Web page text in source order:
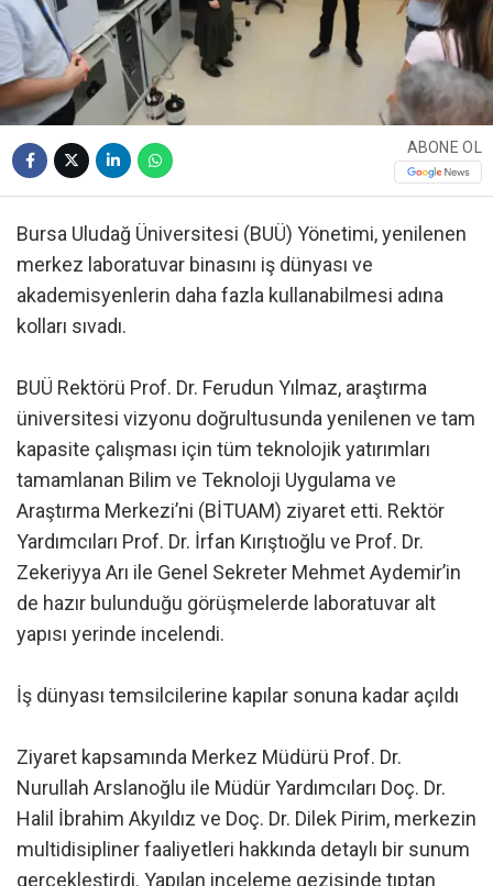
ABONE OL
Bursa Uludağ Üniversitesi (BUÜ) Yönetimi, yenilenen
merkez laboratuvar binasını iş dünyası ve
akademisyenlerin daha fazla kullanabilmesi adına
kolları sıvadı.
BUÜ Rektörü Prof. Dr. Ferudun Yılmaz, araştırma
üniversitesi vizyonu doğrultusunda yenilenen ve tam
kapasite çalışması için tüm teknolojik yatırımları
tamamlanan Bilim ve Teknoloji Uygulama ve
Araştırma Merkezi’ni (BİTUAM) ziyaret etti. Rektör
Yardımcıları Prof. Dr. İrfan Kırıştıoğlu ve Prof. Dr.
Zekeriyya Arı ile Genel Sekreter Mehmet Aydemir’in
de hazır bulunduğu görüşmelerde laboratuvar alt
yapısı yerinde incelendi.
İş dünyası temsilcilerine kapılar sonuna kadar açıldı
Ziyaret kapsamında Merkez Müdürü Prof. Dr.
Nurullah Arslanoğlu ile Müdür Yardımcıları Doç. Dr.
Halil İbrahim Akyıldız ve Doç. Dr. Dilek Pirim, merkezin
multidisipliner faaliyetleri hakkında detaylı bir sunum
gerçekleştirdi. Yapılan inceleme gezisinde tıptan